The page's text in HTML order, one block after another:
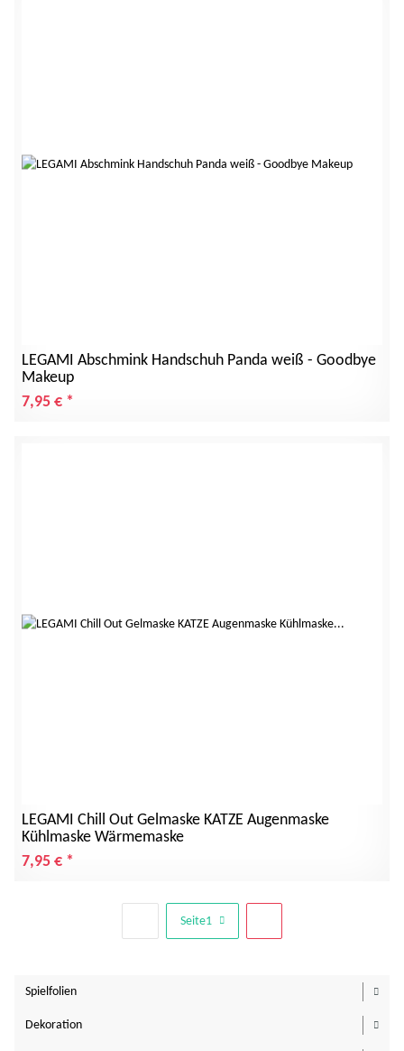
LEGAMI Abschmink Handschuh Panda weiß - Goodbye
Makeup
7,95 € *
LEGAMI Chill Out Gelmaske KATZE Augenmaske
Kühlmaske Wärmemaske
7,95 € *
Seite1
Spielfolien
Dekoration